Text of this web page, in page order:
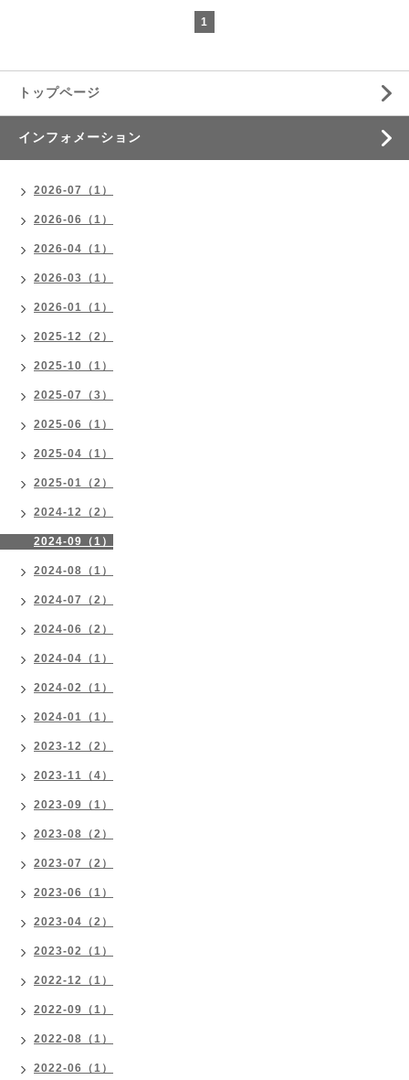
1
トップページ
インフォメーション
2026-07（1）
2026-06（1）
2026-04（1）
2026-03（1）
2026-01（1）
2025-12（2）
2025-10（1）
2025-07（3）
2025-06（1）
2025-04（1）
2025-01（2）
2024-12（2）
2024-09（1）
2024-08（1）
2024-07（2）
2024-06（2）
2024-04（1）
2024-02（1）
2024-01（1）
2023-12（2）
2023-11（4）
2023-09（1）
2023-08（2）
2023-07（2）
2023-06（1）
2023-04（2）
2023-02（1）
2022-12（1）
2022-09（1）
2022-08（1）
2022-06（1）